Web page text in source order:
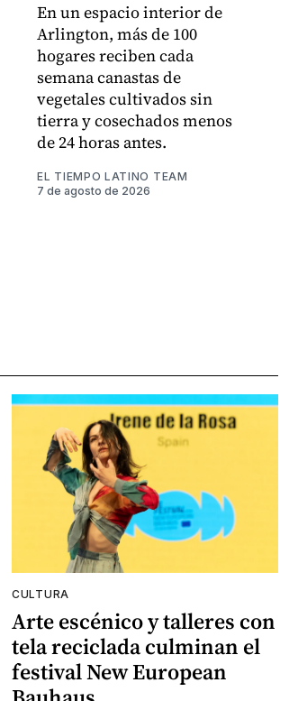
En un espacio interior de
Arlington, más de 100
hogares reciben cada
semana canastas de
vegetales cultivados sin
tierra y cosechados menos
de 24 horas antes.
EL TIEMPO LATINO TEAM
7 de agosto de 2026
CULTURA
Arte escénico y talleres con
tela reciclada culminan el
festival New European